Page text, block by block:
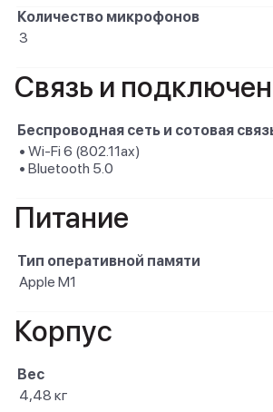
Количество микрофонов
3
Связь и
Беспроводная сеть и сотовая
• Wi-Fi 6 (802.11ax)
• Bluetooth 5.0
Питание
Тип оперативной памяти
Apple M1
Корпус
Вес
4,48 кг